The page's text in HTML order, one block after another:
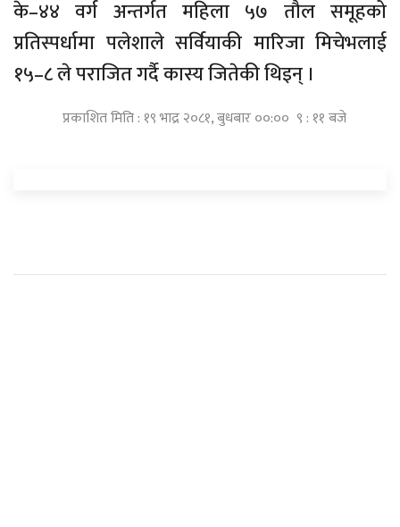
के–४४ वर्ग अन्तर्गत महिला ५७ तौल समूहको
प्रतिस्पर्धामा पलेशाले सर्वियाकी मारिजा मिचेभलाई
१५–८ ले पराजित गर्दै कास्य जितेकी थिइन् ।
प्रकाशित मिति : १९ भाद्र २०८१, बुधबार ००:०० ९ : ११ बजे